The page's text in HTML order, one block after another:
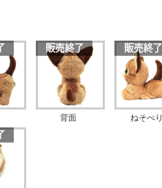
背面 ねそべり